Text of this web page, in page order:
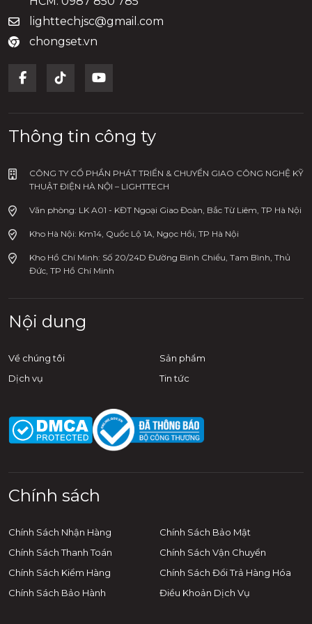
Facebook tại đây
| Hotline [Hà Nội] 0978.600.005
[HCM] 0987.850.785
lighttechjsc@gmail.com
chongset.vn
Thông tin công ty
CÔNG TY CỔ PHẦN PHÁT TRIỂN & CHUYỂN GIAO CÔNG NGHỆ KỸ
THUẬT ĐIỆN HÀ NỘI – LIGHTTECH
Văn phòng: LK A01 - KĐT Ngoại Giao Đoàn, Bắc Từ Liêm, TP Hà Nội
Kho Hà Nội: Km14, Quốc Lộ 1A, Ngọc Hồi, TP Hà Nội
Kho Hồ Chí Minh: Số 20/24D Đường Bình Chiểu, Tam Bình, Thủ
Đức, TP Hồ Chí Minh
Nội dung
Về chúng tôi
Sản phẩm
Dịch vụ
Tin tức
Chính sách
Chính Sách Nhận Hàng
Chính Sách Bảo Mật
Chính Sách Thanh Toán
Chính Sách Vận Chuyển
Chính Sách Kiểm Hàng
Chính Sách Đổi Trả Hàng Hóa
Chính Sách Bảo Hành
Điều Khoản Dịch Vụ